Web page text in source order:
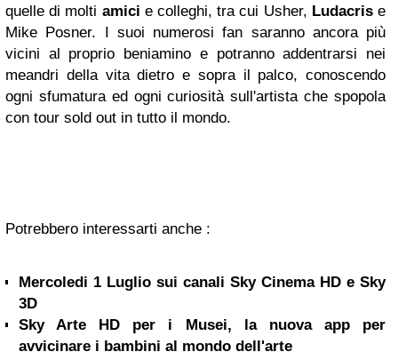
quelle di molti amici e colleghi, tra cui Usher, Ludacrise
Mike Posner. I suoi numerosi fan saranno ancora più
vicini al proprio beniamino e potranno addentrarsi nei
meandri della vita dietro e sopra il palco, conoscendo
ogni sfumatura ed ogni curiosità sull'artista che spopola
con tour sold out in tutto il mondo.
Potrebbero interessarti anche :
Mercoledi 1 Luglio sui canali Sky Cinema HD e Sky
3D
Sky Arte HD per i Musei, la nuova app per
avvicinare i bambini al mondo dell'arte